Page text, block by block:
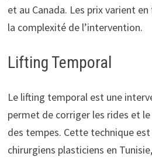
et au Canada. Les prix varient
la complexité de l’intervention.
Lifting Temporal
Le lifting temporal est une
permet de corriger les rides et
des tempes. Cette technique
chirurgiens plasticiens en